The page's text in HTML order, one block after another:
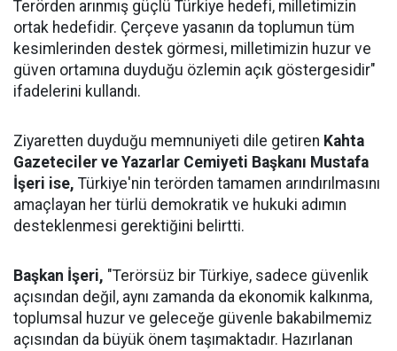
Terörden arınmış güçlü Türkiye hedefi, milletimizin
ortak hedefidir. Çerçeve yasanın da toplumun tüm
kesimlerinden destek görmesi, milletimizin huzur ve
güven ortamına duyduğu özlemin açık göstergesidir"
ifadelerini kullandı.
Ziyaretten duyduğu memnuniyeti dile getiren Kahta
Gazeteciler ve Yazarlar Cemiyeti Başkanı Mustafa
İşeri ise, Türkiye'nin terörden tamamen arındırılmasını
amaçlayan her türlü demokratik ve hukuki adımın
desteklenmesi gerektiğini belirtti.
Başkan İşeri, "Terörsüz bir Türkiye, sadece güvenlik
açısından değil, aynı zamanda da ekonomik kalkınma,
toplumsal huzur ve geleceğe güvenle bakabilmemiz
açısından da büyük önem taşımaktadır. Hazırlanan